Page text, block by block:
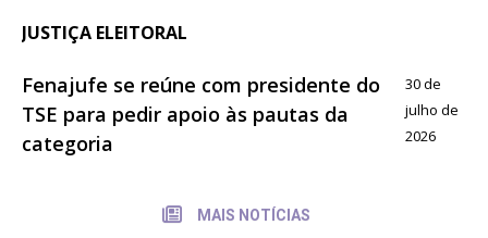
JUSTIÇA ELEITORAL
Fenajufe se reúne com presidente do
TSE para pedir apoio às pautas da
categoria
30 de
julho de
2026
MAIS NOTÍCIAS